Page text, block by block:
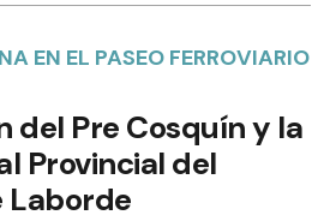
EN EL PASEO FERROVIARIO
del Pre Cosquín y la
Provincial del
Laborde